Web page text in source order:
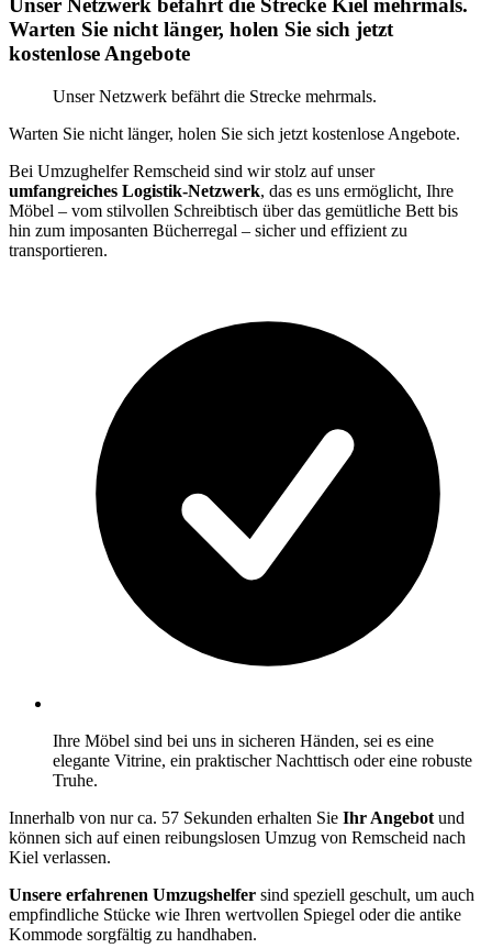
Unser Netzwerk befährt die Strecke Kiel mehrmals.
Warten Sie nicht länger, holen Sie sich jetzt
kostenlose Angebote
Unser Netzwerk befährt die Strecke mehrmals.
Warten Sie nicht länger, holen Sie sich jetzt kostenlose Angebote.
Bei Umzughelfer Remscheid sind wir stolz auf unser
umfangreiches Logistik-Netzwerk, das es uns ermöglicht, Ihre
Möbel – vom stilvollen Schreibtisch über das gemütliche Bett bis
hin zum imposanten Bücherregal – sicher und effizient zu
transportieren.
Ihre Möbel sind bei uns in sicheren Händen, sei es eine
elegante Vitrine, ein praktischer Nachttisch oder eine robuste
Truhe.
Innerhalb von nur ca. 57 Sekunden erhalten Sie Ihr Angebot und
können sich auf einen reibungslosen Umzug von Remscheid nach
Kiel verlassen.
Unsere erfahrenen Umzugshelfer sind speziell geschult, um auch
empfindliche Stücke wie Ihren wertvollen Spiegel oder die antike
Kommode sorgfältig zu handhaben.